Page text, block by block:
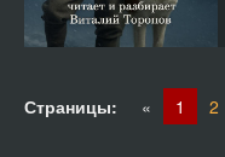
Страницы: « 1 2